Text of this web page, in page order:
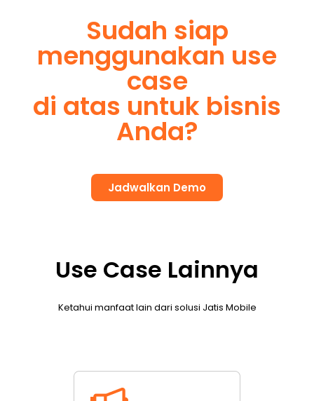
Sudah siap
menggunakan use
case
di atas untuk bisnis
Anda?
Jadwalkan Demo
Use Case Lainnya
Ketahui manfaat lain dari solusi Jatis Mobile